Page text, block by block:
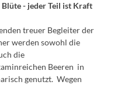
Blüte - jeder Teil ist Kraft
treuer Begleiter der
werden sowohl die
die
Beeren in
genutzt. Wegen